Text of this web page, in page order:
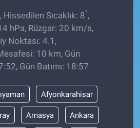
Hissedilen Sıcaklık: 8°,
hPa, Rüzgar: 20 km/s,
Noktası: 4.1,
10 km, Gün
Gün Batımı: 18:57
Afyonkarahisar
Amasya Ankara